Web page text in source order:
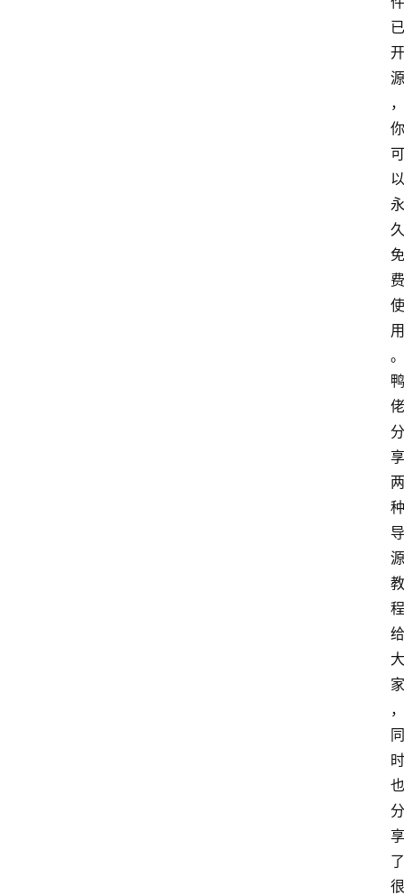
已
开
源
，
你
可
以
永
久
免
费
使
用
。
鸭
佬
分
享
两
种
导
源
教
程
给
大
家
，
同
时
也
分
享
了
很